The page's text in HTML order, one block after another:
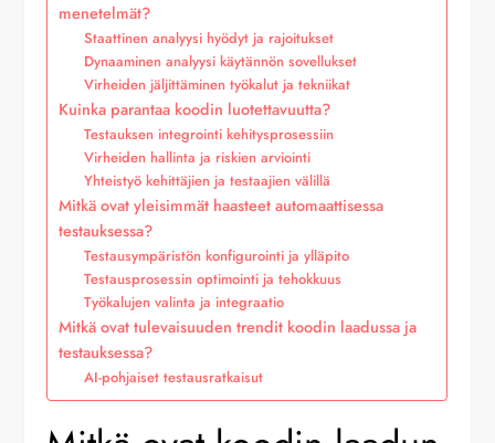
menetelmät?
Staattinen analyysi hyödyt ja rajoitukset
Dynaaminen analyysi käytännön sovellukset
Virheiden jäljittäminen työkalut ja tekniikat
Kuinka parantaa koodin luotettavuutta?
Testauksen integrointi kehitysprosessiin
Virheiden hallinta ja riskien arviointi
Yhteistyö kehittäjien ja testaajien välillä
Mitkä ovat yleisimmät haasteet automaattisessa
testauksessa?
Testausympäristön konfigurointi ja ylläpito
Testausprosessin optimointi ja tehokkuus
Työkalujen valinta ja integraatio
Mitkä ovat tulevaisuuden trendit koodin laadussa ja
testauksessa?
AI-pohjaiset testausratkaisut